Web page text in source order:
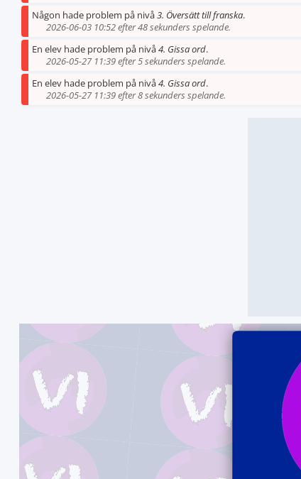
Någon hade problem på nivå3. Översätt till franska.
2026-06-03 10:52 efter 48 sekunders spelande.
En elev hade problem på nivå4. Gissa ord.
2026-05-27 11:39 efter 5 sekunders spelande.
En elev hade problem på nivå4. Gissa ord.
2026-05-27 11:39 efter 8 sekunders spelande.